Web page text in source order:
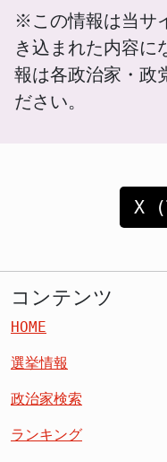
※この情報は当サ
き込まれた内容に
報は各政治家・政
ださい。
X
コンテンツ
HOME
選挙情報
政治家検索
ランキング